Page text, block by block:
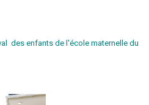
des enfants de l'école maternelle du